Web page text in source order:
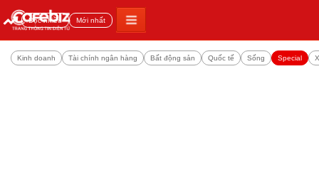
Đọc nhiều Mới nhất
Kinh doanh Tài chính ngân hàng Bất động sản Quốc tế Sống Special